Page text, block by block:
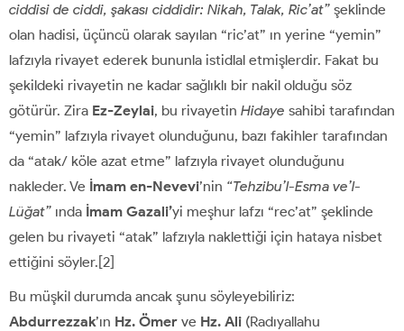
ciddisi de ciddi, şakası ciddidir: Nikah, Talak, Ric’at” şeklinde
olan hadisi, üçüncü olarak sayılan “ric’at” ın yerine “yemin”
lafzıyla rivayet ederek bununla istidlal etmişlerdir. Fakat bu
şekildeki rivayetin ne kadar sağlıklı bir nakil olduğu söz
götürür. Zira Ez-Zeylai, bu rivayetin Hidaye sahibi tarafından
“yemin” lafzıyla rivayet olunduğunu, bazı fakihler tarafından
da “atak/ köle azat etme” lafzıyla rivayet olunduğunu
nakleder. Ve İmam en-Nevevi’nin “Tehzibu’l-Esma ve’l-
Lüğat” ında İmam Gazali’yi meşhur lafzı “rec’at” şeklinde
gelen bu rivayeti “atak” lafzıyla naklettiği için hataya nisbet
ettiğini söyler.[2]
Bu müşkil durumda ancak şunu söyleyebiliriz:
Abdurrezzak’ın Hz. Ömer ve Hz. Ali (Radıyallahu